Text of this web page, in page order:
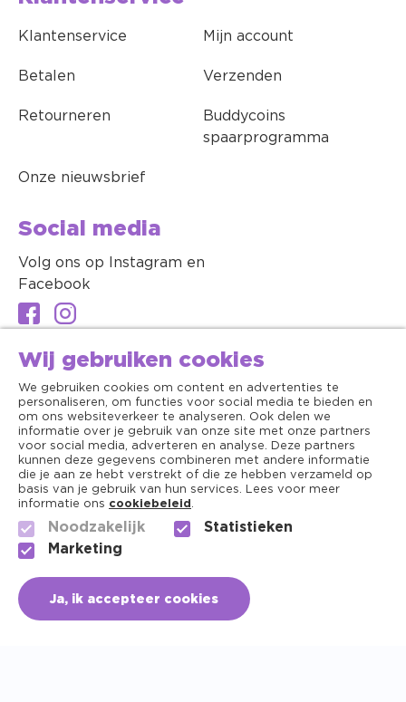
Klantenservice Mijn account
Betalen Verzenden
Retourneren
Buddycoins
spaarprogramma
Onze nieuwsbrief
Social media
Volg ons op Instagram en
Facebook
Algemene voorwaarden
Privacy
Wij gebruiken cookies
We gebruiken cookies om content en advertenties te
personaliseren, om functies voor social media te bieden en
om ons websiteverkeer te analyseren. Ook delen we
informatie over je gebruik van onze site met onze partners
voor social media, adverteren en analyse. Deze partners
kunnen deze gegevens combineren met andere informatie
die je aan ze hebt verstrekt of die ze hebben verzameld op
basis van je gebruik van hun services. Lees voor meer
informatie ons cookiebeleid .
Noodzakelijk
Statistieken
Marketing
Ja, ik accepteer cookies